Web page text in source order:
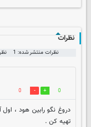
نظرات
نظرات منتشر شده: 1
0
0
دروغ نگو رابین هود ،
تهیه کن .